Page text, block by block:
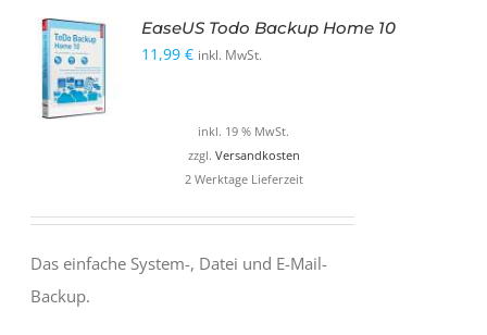
IN DEN
WARENKORB
EaseUS Todo Backup Home 10
11,99€ inkl. MwSt.
inkl. 19 % MwSt.
zzgl. Versandkosten
2 Werktage Lieferzeit
Das einfache System-, Datei und E-Mail-
Backup.